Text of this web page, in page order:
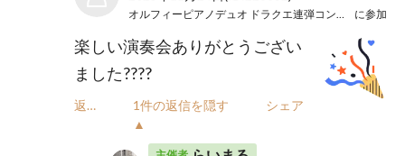
に参加
楽しい演奏会ありがとうござい
ました????
返信
1件の返信を隠す
▲
シェア